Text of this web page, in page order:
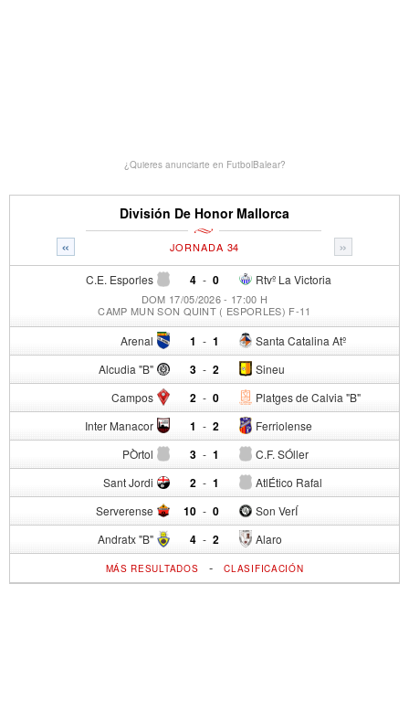
¿Quieres anunciarte en FutbolBalear?
División De Honor Mallorca
« »
JORNADA 34
C.E. Esporles 4 - Rtvº La Victoria
0
DOM 17/05/2026 - 17:00 H
CAMP MUN SON QUINT ( ESPORLES) F-11
Arenal 1 - Santa Catalina Atº
1
Alcudia "B" 3 - Sineu
2
Campos 2 - Platges de Calvia "B"
0
Inter Manacor 1 - Ferriolense
2
PÒrtol 3 - C.F. SÓller
1
Sant Jordi 2 - AtlÉtico Rafal
1
Serverense 10 - Son VerÍ
0
Andratx "B" 4 - Alaro
2
MÁS RESULTADOS -CLASIFICACIÓN